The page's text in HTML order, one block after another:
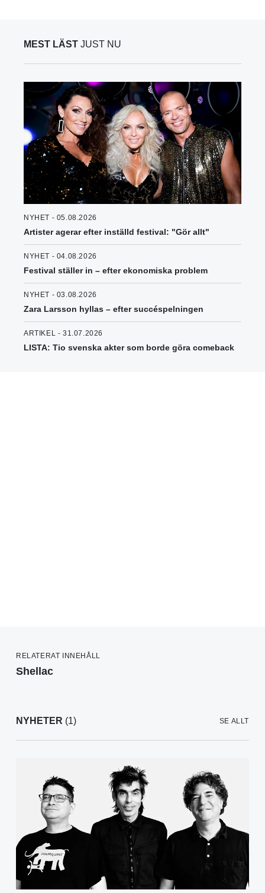
MEST LÄST JUST NU
NYHET - 05.08.2026
Artister agerar efter inställd festival: "Gör allt"
NYHET - 04.08.2026
Festival ställer in – efter ekonomiska problem
NYHET - 03.08.2026
Zara Larsson hyllas – efter succéspelningen
ARTIKEL - 31.07.2026
LISTA: Tio svenska akter som borde göra comeback
RELATERAT INNEHÅLL
Shellac
NYHETER (1) SE ALLT